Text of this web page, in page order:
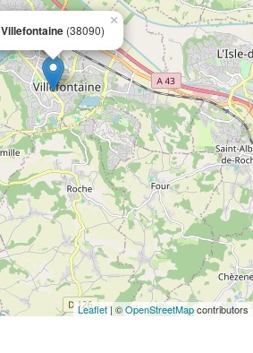
Villefontaine (38090)
×
Leaflet | ©OpenStreetMapcontributors